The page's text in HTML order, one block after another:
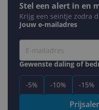
Stel een alert in en
Krijg een seintje zodra
Jouw e-mailadres
Gewenste daling of
-5% -10% -15%